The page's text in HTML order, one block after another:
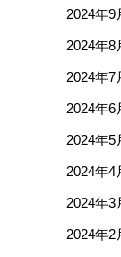
2024年9
2024年8
2024年7
2024年6
2024年5
2024年4
2024年3
2024年2